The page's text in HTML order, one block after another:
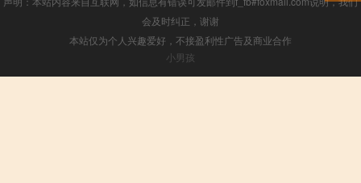
会及时纠正，谢谢
本站仅为个人兴趣爱好，不接盈利性广告及商业合作
小男孩